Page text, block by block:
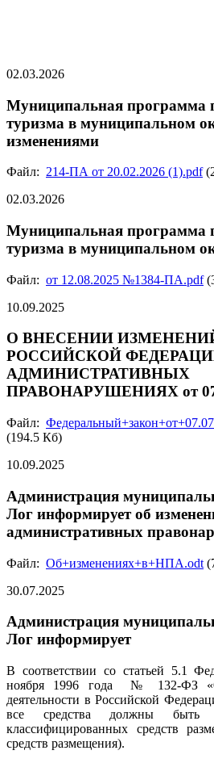
02.03.2026
Муниципальная программа
туризма в муниципальном
изменениями
Файл: 214-ПА от 20.02.2026 (1).pdf
02.03.2026
Муниципальная программа
туризма в муниципальном
Файл: от 12.08.2025 №1384-ПА.pdf
10.09.2025
О ВНЕСЕНИИ
РОССИЙСКОЙ
АДМИНИСТРАТИВНЫХ
ПРАВОНАРУШЕНИЯХ от
Файл:
(194.5 Кб)
10.09.2025
Администрация
Лог информирует об
административных
Файл: Об+изменениях+в+НПА.odt
30.07.2025
Администрация
Лог информирует
В соответствии со статьей 5.1
ноября 1996 года № 132-ФЗ
деятельности в Российской
все средства должны быть
классифицированных средств
средств размещения).